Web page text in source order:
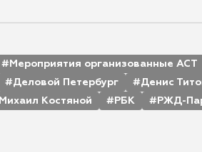
Мероприятия организованные АСТ
Деловой Петербург Денис
Михаил Костяной РБК РЖД-